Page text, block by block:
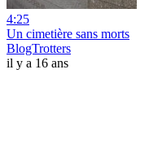
4:25
Un cimetière sans morts
BlogTrotters
il y a 16 ans